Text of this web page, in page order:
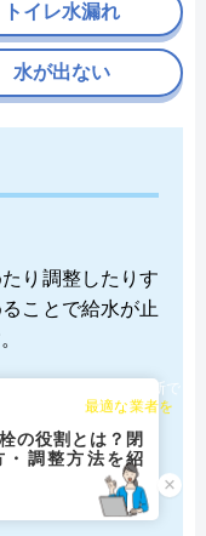
り調整したりす
ことで給水が止
の役割とは？閉
・調整方法を紹
トイレ水漏れ
水が出ない
×
チャット診断で
最適な業者を
ご提案